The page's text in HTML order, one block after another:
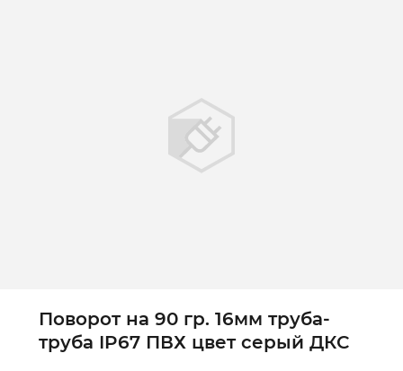
Поворот на 90 гр. 16мм труба-
труба IP67 ПВХ цвет серый ДКС